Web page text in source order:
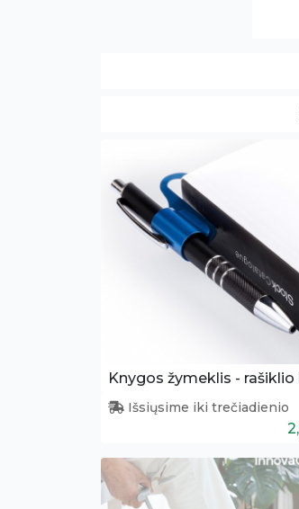
Išsiųsime iki trečiadienio